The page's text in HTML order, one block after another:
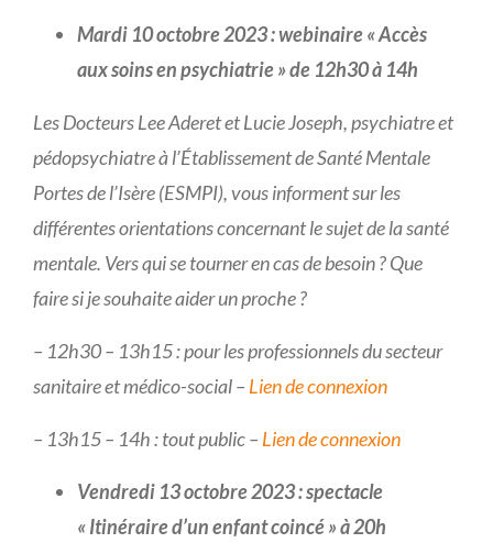
Mardi 10 octobre 2023 : webinaire « Accès
aux soins en psychiatrie » de 12h30 à 14h
Les Docteurs Lee Aderet et Lucie Joseph, psychiatre et
pédopsychiatre à l’Établissement de Santé Mentale
Portes de l’Isère (ESMPI), vous informent sur les
différentes orientations concernant le sujet de la santé
mentale. Vers qui se tourner en cas de besoin ? Que
faire si je souhaite aider un proche ?
– 12h30 – 13h15 : pour les professionnels du secteur
sanitaire et médico-social – Lien de connexion
– 13h15 – 14h : tout public – Lien de connexion
Vendredi 13 octobre 2023 :spectacle
« Itinéraire d’un enfant coincé » à 20h